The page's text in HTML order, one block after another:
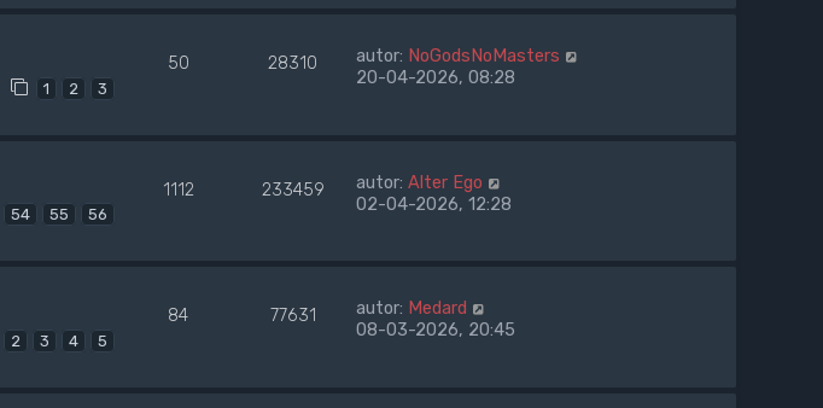
1 2 3
50 28310 autor: NoGodsNoMasters
20-04-2026, 08:28
54 55 56
1112 233459 autor: Alter Ego
02-04-2026, 12:28
2 3 4 5
84 77631 autor: Medard
08-03-2026, 20:45